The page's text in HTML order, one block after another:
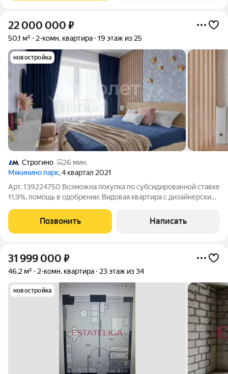
22 000 000 ₽
50,1 м² 2-комн. квартира 19 этаж из 25
новостройка
Строгино
26 мин.
Мякинино парк, 4 квартал 2021
Арт. 139224750 Возможна покупка по субсидированной ставке
11,9%, помощь в одобрении. Видовая квартира с дизайнерским
ПИК в района Кунцево. Квартира полностью укомплектована
мебелью, техникой
Позвонить Написать
31 999 000 ₽
46,2 м² 2-комн. квартира 23 этаж из 34
новостройка